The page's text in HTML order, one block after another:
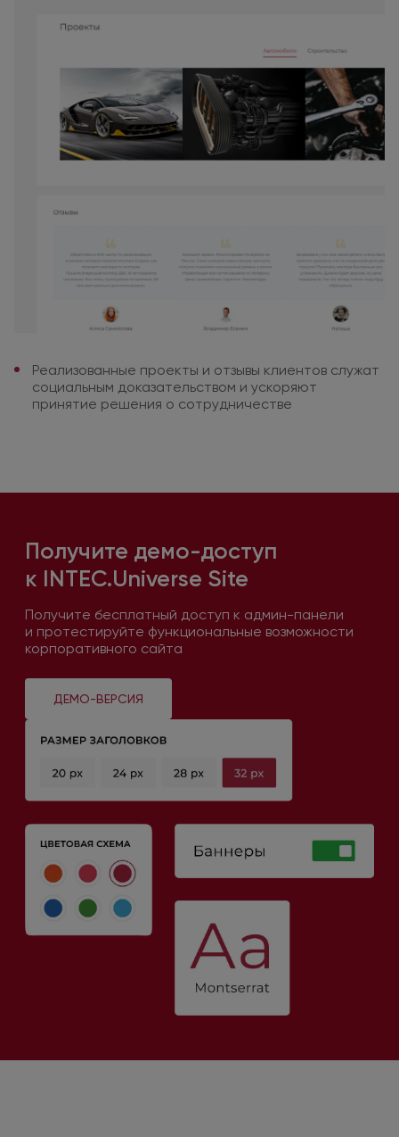
Реализованные проекты и отзывы клиентов служат
социальным доказательством и ускоряют
принятие решения о сотрудничестве
Получите демо-доступ
к INTEC.Universe Site
Получите бесплатный доступ к админ-панели
и протестируйте функциональные возможности
корпоративного сайта
ДЕМО-ВЕРСИЯ